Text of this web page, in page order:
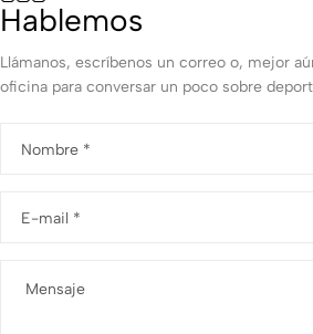
Hablemos
Llámanos, escríbenos un correo o, mejor
oficina para conversar un poco sobre